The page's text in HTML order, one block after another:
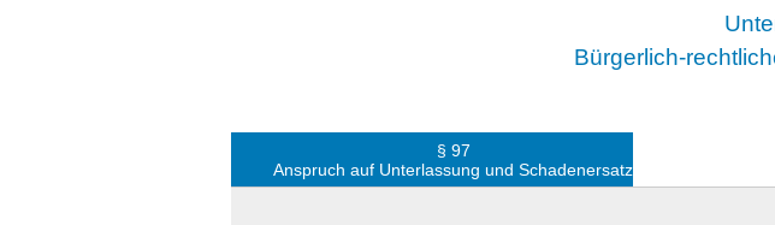
Bürgerlich-
§ 97
Anspruch auf Unterlassung und Schadenersatz